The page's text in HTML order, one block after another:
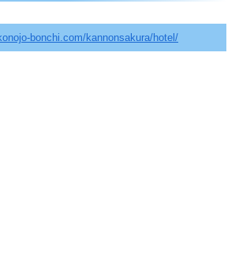
bonchi.com/kannonsakura/hotel/